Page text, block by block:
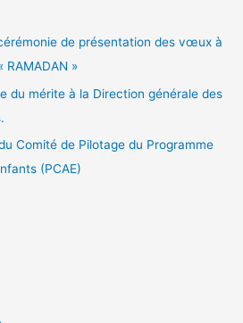
de présentation des vœux à
RAMADAN »
du mérite à la Direction générale des
Comité de Pilotage du Programme
(PCAE)